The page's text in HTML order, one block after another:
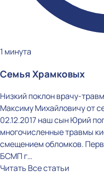
1 минута
Семья Храмковых
Низкий поклон врачу-
Максиму Михайловичу от
02.12.2017 наш сын Юрий
многочисленные травмы
смещением обломков.
БСМП г…
Читать Все статьи